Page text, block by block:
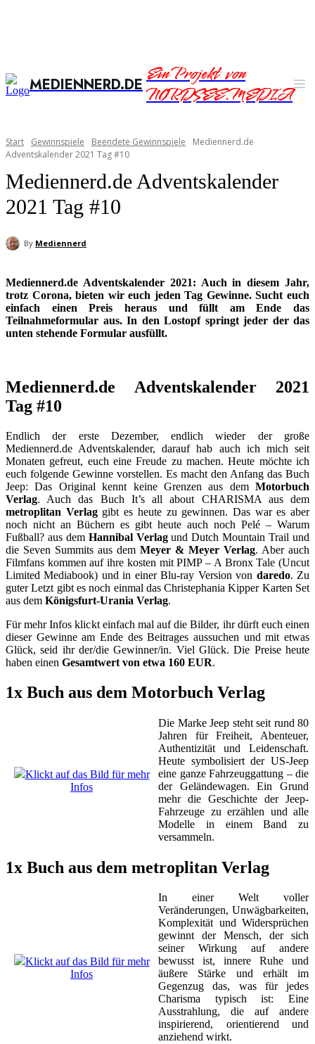
MEDIENNERD.DEEin Projekt von
NORDSEE.MEDIA
Start Gewinnspiele Beendete Gewinnspiele
Mediennerd.de
Adventskalender 2021 Tag #10
Mediennerd.de Adventskalender
2021 Tag #10
By Mediennerd
Mediennerd.de Adventskalender 2021: Auch in diesem Jahr,
trotz Corona, bieten wir euch jeden Tag Gewinne. Sucht euch
einfach einen Preis heraus und füllt am Ende das
Teilnahmeformular aus. In den Lostopf springt jeder der das
unten stehende Formular ausfüllt.
Mediennerd.de Adventskalender 2021
Tag #10
Endlich der erste Dezember, endlich wieder der große
Mediennerd.de Adventskalender, darauf hab auch ich mich seit
Monaten gefreut, euch eine Freude zu machen. Heute möchte ich
euch folgende Gewinne vorstellen. Es macht den Anfang das Buch
Jeep: Das Original kennt keine Grenzen aus dem Motorbuch
Verlag. Auch das Buch It’s all about CHARISMA aus dem
metroplitan Verlaggibt es heute zu gewinnen. Das war es aber
noch nicht an Büchern es gibt heute auch noch Pelé – Warum
Fußball? aus dem Hannibal Verlagund Dutch Mountain Trail und
die Seven Summits aus dem Meyer & Meyer Verlag. Aber auch
Filmfans kommen auf ihre kosten mit PIMP – A Bronx Tale (Uncut
Limited Mediabook) und in einer Blu-ray Version von daredo. Zu
guter Letzt gibt es noch einmal das Christephania Kipper Karten Set
aus dem Königsfurt-Urania Verlag.
Für mehr Infos klickt einfach mal auf die Bilder, ihr dürft euch einen
dieser Gewinne am Ende des Beitrages aussuchen und mit etwas
Glück, seid ihr der/die Gewinner/in. Viel Glück. Die Preise heute
haben einen Gesamtwert von etwa 160 EUR.
1x Buch aus dem Motorbuch Verlag
Klickt auf das Bild für mehr
Infos
Die Marke Jeep steht seit rund 80
Jahren für Freiheit, Abenteuer,
Authentizität und Leidenschaft.
Heute symbolisiert der US-Jeep
eine ganze Fahrzeuggattung – die
der Geländewagen. Ein Grund
mehr die Geschichte der Jeep-
Fahrzeuge zu erzählen und alle
Modelle in einem Band zu
versammeln.
1x Buch aus dem metroplitan Verlag
Klickt auf das Bild für mehr
Infos
In einer Welt voller
Veränderungen, Unwägbarkeiten,
Komplexität und Widersprüchen
gewinnt der Mensch, der sich
seiner Wirkung auf andere
bewusst ist, innere Ruhe und
äußere Stärke und erhält im
Gegenzug das, was für jedes
Charisma typisch ist: Eine
Ausstrahlung, die auf andere
inspirierend, orientierend und
anziehend wirkt.